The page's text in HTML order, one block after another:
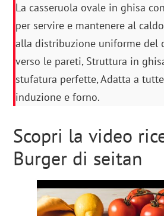
La casseruola ovale in ghisa
per servire e mantenere al
alla distribuzione uniforme del
verso le pareti, Struttura in
stufatura perfette, Adatta a
induzione e forno.
Scopri la video
Burger di seitan